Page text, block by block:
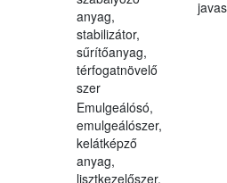
anyag,
stabilizátor,
sűrítőanyag,
térfogatnövelő
szer
Emulgeálósó,
emulgeálószer,
kelátképző
anyag,
lisztkezelőszer,